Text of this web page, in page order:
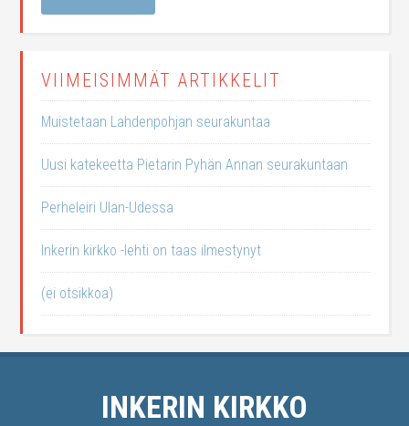
VIIMEISIMMÄT ARTIKKELIT
Muistetaan Lahdenpohjan seurakuntaa
Uusi katekeetta Pietarin Pyhän Annan seurakuntaan
Perheleiri Ulan-Udessa
Inkerin kirkko -lehti on taas ilmestynyt
(ei otsikkoa)
INKERIN KIRKKO